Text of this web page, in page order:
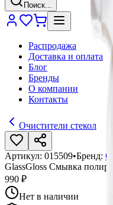
Поиск...
Распродажа
Доставка и оплата
Блог
Бренды
О компании
Контакты
Очистители стекол
Артикул: 015509•Бренд:
GlassGloss Смывка
990 ₽
Нет в наличии